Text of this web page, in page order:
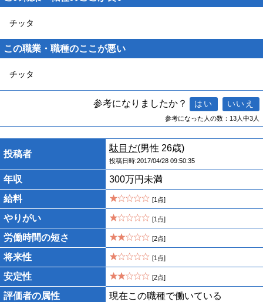
チッタ
この職業・職種のここが悪い
チッタ
参考になりましたか？
参考になった人の数：13人中3人
投稿者
駄目だ(男性 26歳)
投稿日時:2017/04/28 09:50:35
年収
300万円未満
給料
[1点]
やりがい [1点]
労働時間の短さ [2点]
将来性 [1点]
安定性 [2点]
評価者の属性
現在この職種で働いている